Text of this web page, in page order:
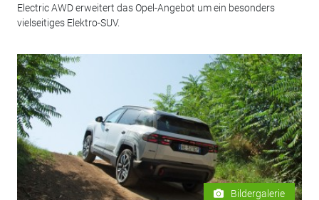
Electric AWD erweitert das Opel-Angebot um ein besonders
vielseitiges Elektro-SUV.
Bildergalerie